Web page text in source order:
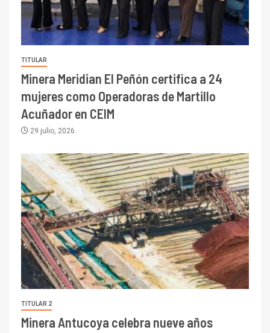
TITULAR
Minera Meridian El Peñón certifica a 24
mujeres como Operadoras de Martillo
Acuñador en CEIM
29 julio, 2026
TITULAR 2
Minera Antucoya celebra nueve años